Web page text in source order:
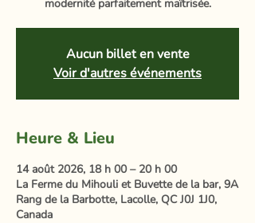
modernité parfaitement maîtrisée.
Aucun billet en vente
Voir d'autres événements
Heure & Lieu
14 août 2026, 18 h 00 – 20 h 00
La Ferme du Mihouli et Buvette de la bar, 9A
Rang de la Barbotte, Lacolle, QC J0J 1J0,
Canada